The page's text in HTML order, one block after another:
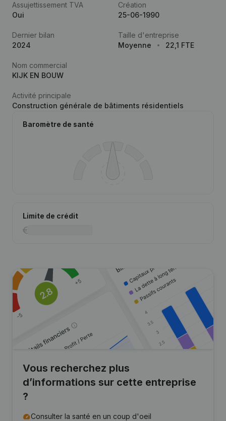
Assujettissement TVA
Oui
Création
25-06-1990
Dernier bilan
2024
Taille d'entreprise
Moyenne
22,1 FTE
Nom commercial
KIJK EN BOUW
Activité principale
Construction générale de bâtiments résidentiels
Baromètre de santé
Limite de crédit
Vous recherchez plus
d’informations sur cette entreprise
?
Consulter la santé en un coup d'oeil